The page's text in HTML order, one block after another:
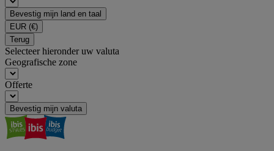
Bevestig mijn land en taal
EUR (€)
Terug
Selecteer hieronder uw valuta
Geografische zone
Offerte
Bevestig mijn valuta